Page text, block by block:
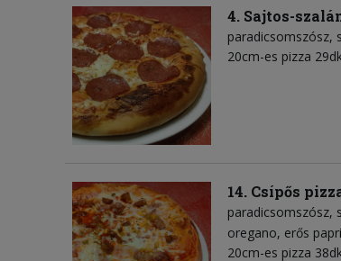
4. Sajtos-
paradicsomszósz
20cm-es pizza
14. Csípős
paradicsomszósz
oregano erős
20cm-es pizza